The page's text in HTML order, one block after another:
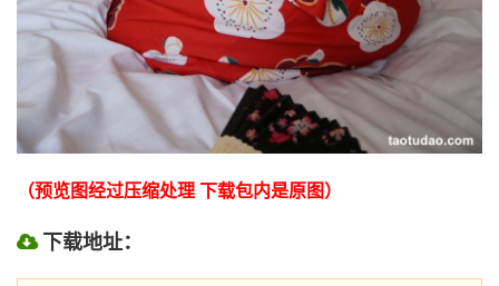
（预览图经过压缩处理 下载包内是原图）
下载地址：